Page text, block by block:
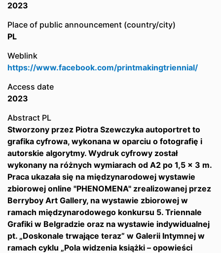
2023
Place of public announcement (country/city)
PL
Weblink
https://www.facebook.com/printmakingtriennial/
Access date
2023
Abstract PL
Stworzony przez Piotra Szewczyka autoportret to
grafika cyfrowa, wykonana w oparciu o fotografię i
autorskie algorytmy. Wydruk cyfrowy został
wykonany na różnych wymiarach od A2 po 1,5 x 3 m.
Praca ukazała się na międzynarodowej wystawie
zbiorowej online "PHENOMENA" zrealizowanej przez
Berryboy Art Gallery, na wystawie zbiorowej w
ramach międzynarodowego konkursu 5. Triennale
Grafiki w Belgradzie oraz na wystawie indywidualnej
pt. „Doskonale trwające teraz” w Galerii Intymnej w
ramach cyklu „Pola widzenia książki – opowieści